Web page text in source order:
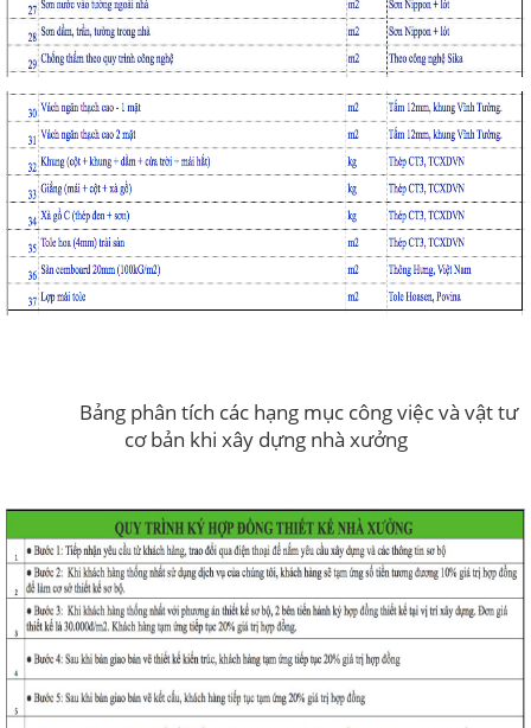
Bảng phân tích các hạng mục công việc và vật tư
cơ bản khi xây dựng nhà xưởng